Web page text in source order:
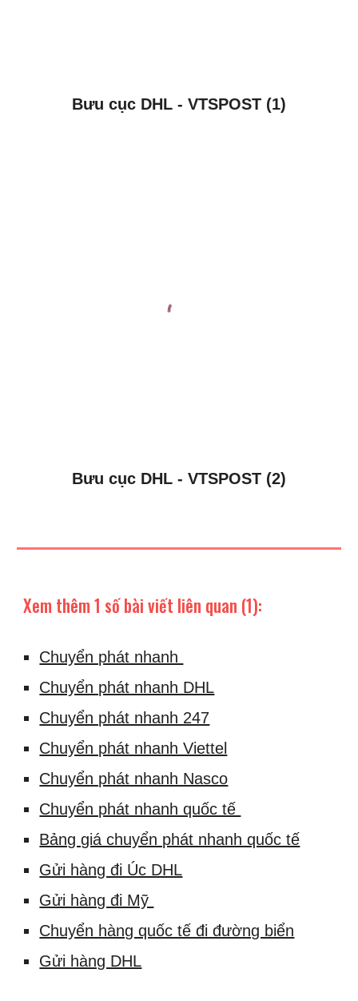
Bưu cục DHL - VTSPOST (1)
Bưu cục DHL - VTSPOST (2)
Xem thêm 1 số bài viết liên quan (1):
Chuyển phát nhanh
Chuyển phát nhanh DHL
Chuyển phát nhanh 247
Chuyển phát nhanh Viettel
Chuyển phát nhanh Nasco
Chuyển phát nhanh quốc tế
Bảng giá chuyển phát nhanh quốc tế
Gửi hàng đi Úc DHL
Gửi hàng đi Mỹ
Chuyển hàng quốc tế đi đường biển
Gửi hàng DHL